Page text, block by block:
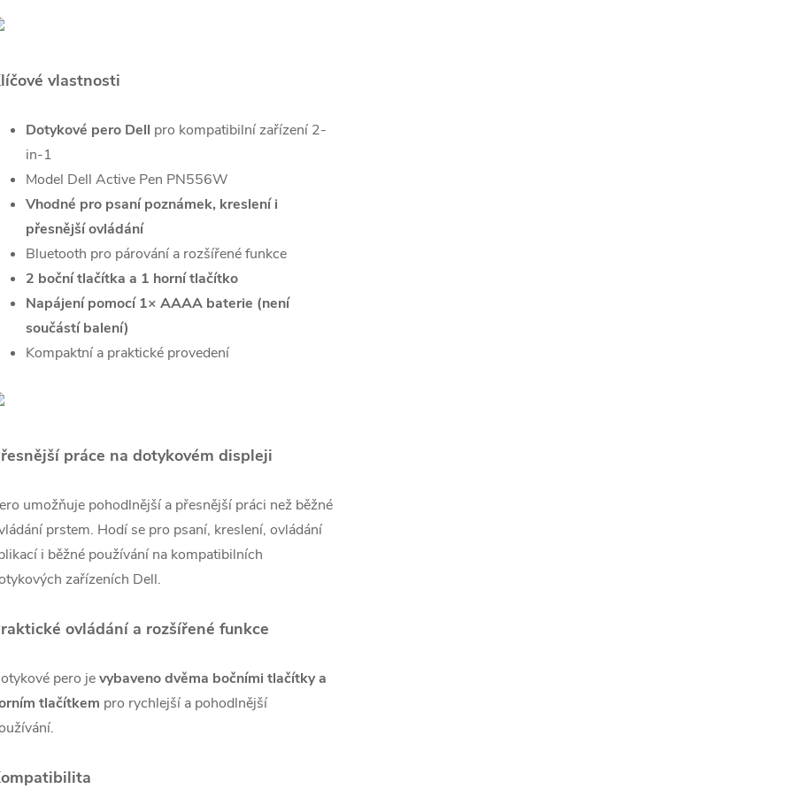
vlastnosti
Dotykové pero Dell pro kompatibilní zařízení 2-
in-1
Model Dell Active Pen PN556W
Vhodné pro psaní poznámek, kreslení i
přesnější ovládání
Bluetooth pro párování a rozšířené funkce
2 boční tlačítka a 1 horní tlačítko
Napájení pomocí 1× AAAA baterie (není
součástí balení)
Kompaktní a praktické provedení
práce na dotykovém displeji
umožňuje pohodlnější a přesnější práci než běžné
prstem. Hodí se pro psaní, kreslení, ovládání
i běžné používání na kompatibilních
zařízeních Dell.
ovládání a rozšířené funkce
pero jevybaveno dvěma bočními tlačítky a
tlačítkem pro rychlejší a pohodlnější